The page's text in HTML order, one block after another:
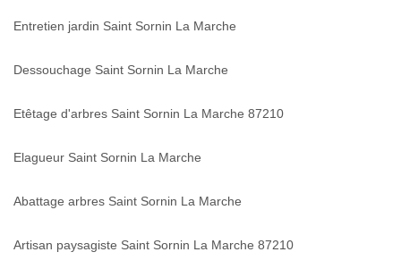
Entretien jardin Saint Sornin La Marche
Dessouchage Saint Sornin La Marche
Etêtage d'arbres Saint Sornin La Marche 87210
Elagueur Saint Sornin La Marche
Abattage arbres Saint Sornin La Marche
Artisan paysagiste Saint Sornin La Marche 87210